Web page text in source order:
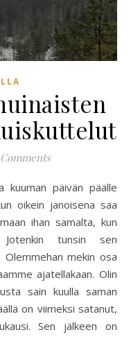
oikein janoisena saa
ihan samalta, kun
tunsin sen
Olemmehan mekin osa
ajatellakaan. Olin
sain kuulla saman
on viimeksi satanut,
Sen jälkeen on